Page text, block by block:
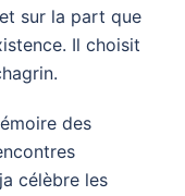
sur la part que
Il choisit
des
célèbre les